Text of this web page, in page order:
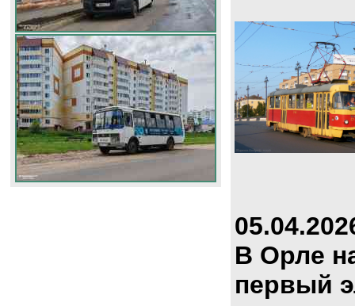
В Орле
первый